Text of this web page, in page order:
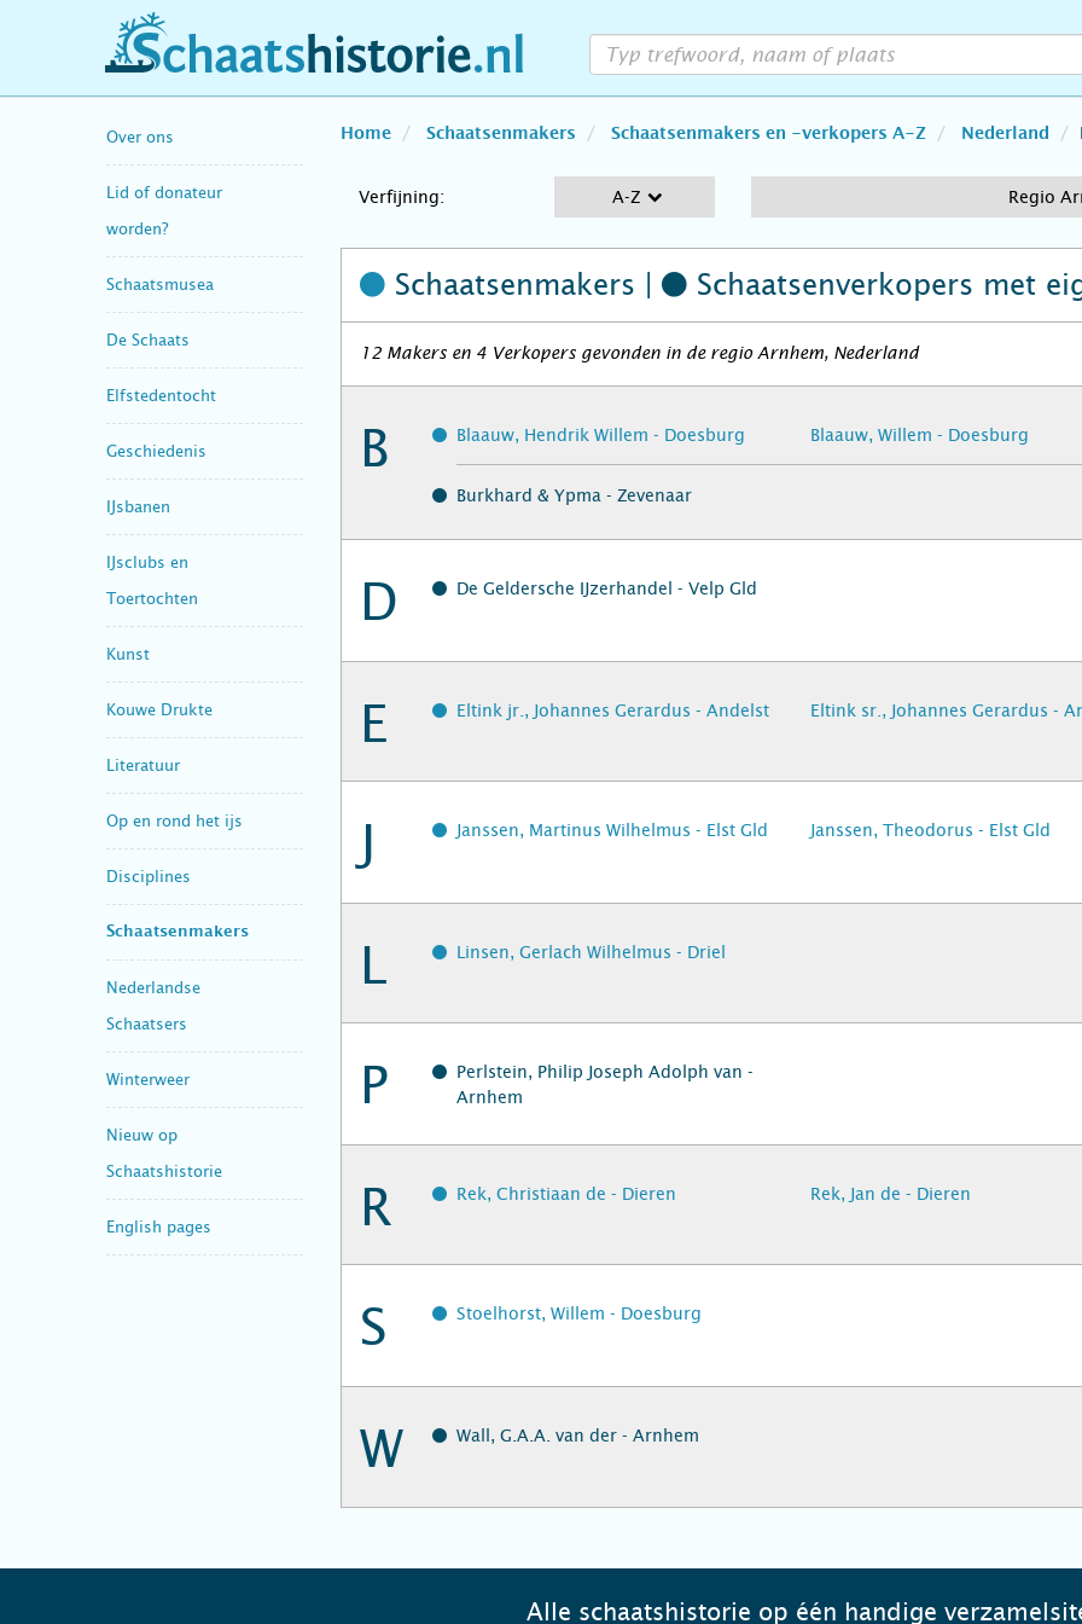
schaatshistorie.nl
Over ons
Lid of donateur
worden?
Schaatsmusea
De Schaats
Elfstedentocht
Geschiedenis
IJsbanen
IJsclubs en
Toertochten
Kunst
Kouwe Drukte
Literatuur
Op en rond het ijs
Disciplines
Schaatsenmakers
Nederlandse
Schaatsers
Winterweer
Nieuw op
Schaatshistorie
English pages
Home Schaatsenmakers Schaatsenmakers en -verkopers A-Z Nederland
Verfijning: A-Z Regio
Schaatsenmakers | Schaatsenverkopers met
12 Makers en 4 Verkopers gevonden in de regio Arnhem, Nederland
B Blaauw, Hendrik Willem - Doesburg Blaauw, Willem - Doesburg
Burkhard & Ypma - Zevenaar
D De Geldersche IJzerhandel - Velp Gld
E Eltink jr., Johannes Gerardus - Andelst Eltink sr., Johannes Gerardus -
J Janssen, Martinus Wilhelmus - Elst Gld Janssen, Theodorus - Elst Gld
L Linsen, Gerlach Wilhelmus - Driel
P
Perlstein, Philip Joseph Adolph van -
Arnhem
R Rek, Christiaan de - Dieren Rek, Jan de - Dieren
S Stoelhorst, Willem - Doesburg
W Wall, G.A.A. van der - Arnhem
Alle schaatshistorie op één handige